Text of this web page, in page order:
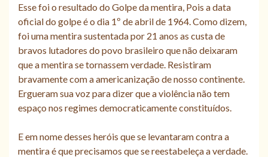
Esse foi o resultado do Golpe da mentira, Pois a data
oficial do golpe é o dia 1º de abril de 1964. Como dizem,
foi uma mentira sustentada por 21 anos as custa de
bravos lutadores do povo brasileiro que não deixaram
que a mentira se tornassem verdade. Resistiram
bravamente com a americanização de nosso continente.
Ergueram sua voz para dizer que a violência não tem
espaço nos regimes democraticamente constituídos.
E em nome desses heróis que se levantaram contra a
mentira é que precisamos que se reestabeleça a verdade.